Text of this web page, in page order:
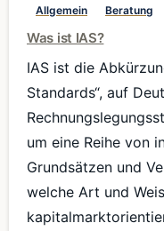
Allgemein Beratung
Was ist IAS?
IAS ist die
Standards“, auf
um eine Reihe von
Grundsätzen und
welche Art und